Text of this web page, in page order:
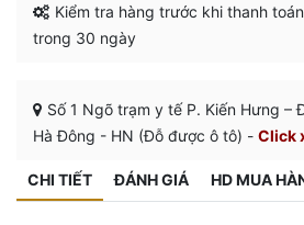
Kiểm tra hàng trước khi thanh
trong 30 ngày
Số 1 Ngõ trạm y tế P. Kiến Hưng –
Hà Đông - HN (Đỗ được ô tô) - Click
CHI TIẾT ĐÁNH GIÁ HD MUA